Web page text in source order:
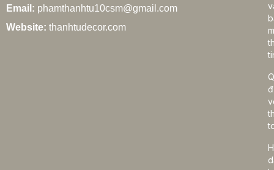
Email: phamthanhtu10csm@gmail.com
Website: thanhtudecor.com